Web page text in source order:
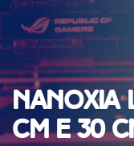
Nanoxia
cm e 30